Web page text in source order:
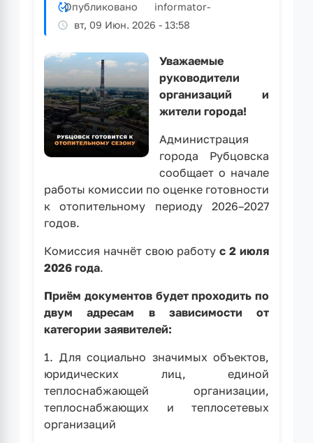
генерирующего
оборудования
тепловой
станции
в
Рубцовске
Опубликовано informator-
вт, 09 Июн. 2026 - 13:58
Уважаемые
руководители
организаций и
жители города!
Администрация
города Рубцовска
сообщает о начале
работы комиссии по оценке готовности
к отопительному периоду 2026–2027
годов.
Комиссия начнёт свою работу с 2 июля
2026 года.
Приём документов будет проходить по
двум адресам в зависимости от
категории заявителей:
1. Для социально значимых объектов,
юридических лиц, единой
теплоснабжающей организации,
теплоснабжающих и теплосетевых
организаций